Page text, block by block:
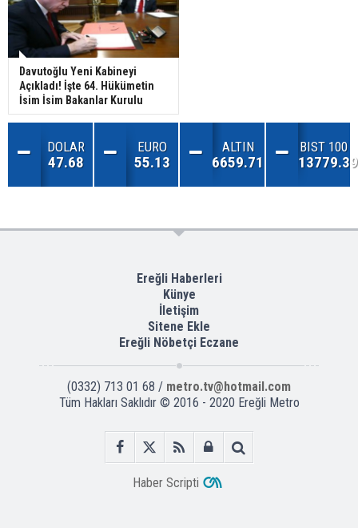
Davutoğlu Yeni Kabineyi
Açıkladı! İşte 64. Hükümetin
İsim İsim Bakanlar Kurulu
DOLAR
47.68
EURO
55.13
ALTIN
6659.71
BIST 100
13779.39
Ereğli Haberleri
Künye
İletişim
Sitene Ekle
Ereğli Nöbetçi Eczane
(0332) 713 01 68 / metro.tv@hotmail.com
Tüm Hakları Saklıdır © 2016 - 2020 Ereğli Metro
Haber Scripti